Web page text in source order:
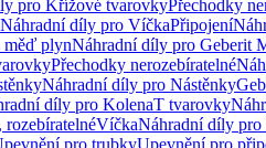
pro Křížové tvarovkyPřechodky
Náhradní díly pro VíčkaPřipojení
měď plynNáhradní díly pro Geberit
Přechodky nerozebíratelné
Náhradní díly pro Nástěnky
díly pro KolenaT tvarovky
VíčkaNáhradní díly pro
pro trubkyUpevnění pro